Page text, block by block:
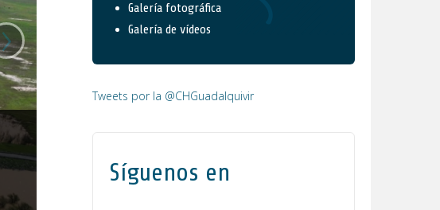
›
Galería fotográfica
Galería de vídeos
Tweets por la @CHGuadalquivir
Síguenos en